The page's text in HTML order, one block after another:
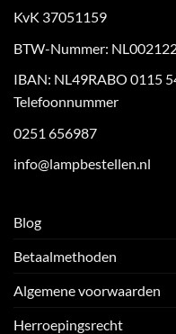
KvK 37051159
BTW-Nummer:
IBAN: NL49RABO 0115
Telefoonnummer
0251 656987
info@lampbestellen.nl
Blog
Betaalmethoden
Algemene voorwaarden
Herroepingsrecht